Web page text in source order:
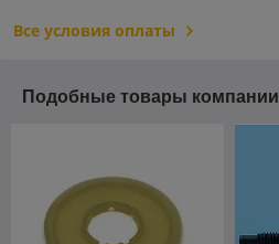
Все условия оплаты
Подобные товары компании